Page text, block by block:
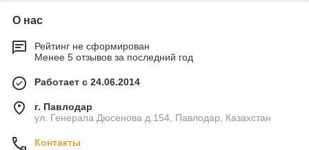
О нас
Рейтинг не сформирован
Менее 5 отзывов за последний год
Работает с 24.06.2014
г. Павлодар
ул. Генерала Дюсенова д.154, Павлодар, Казахстан
Контакты